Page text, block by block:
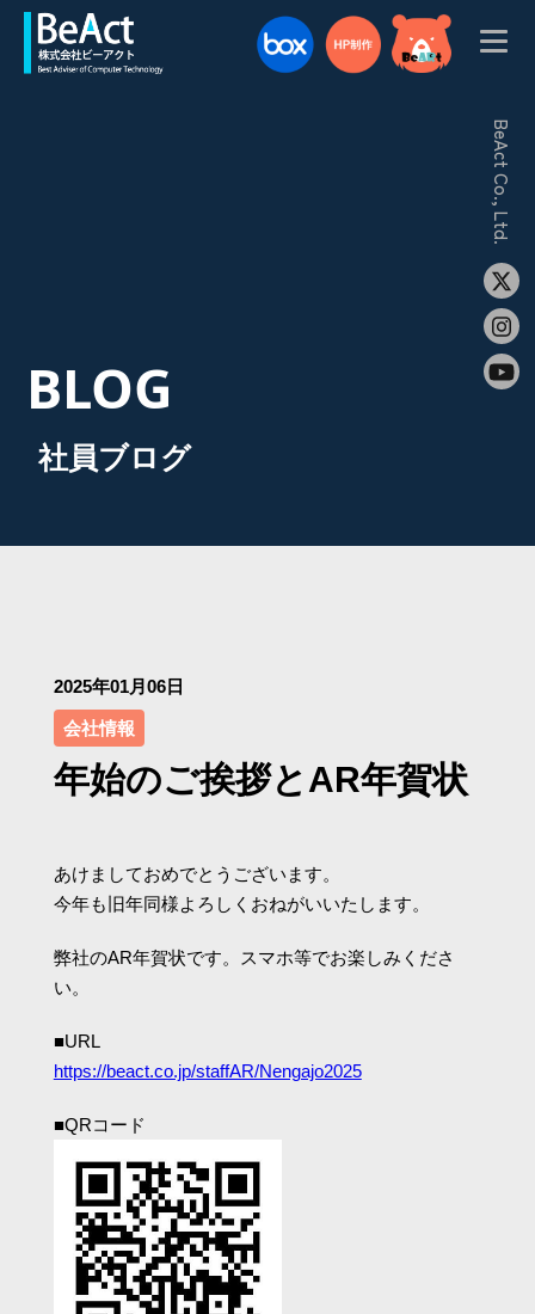
BeAct Co., Ltd.
BLOG
社員ブログ
2025年01月06日
会社情報
年始のご挨拶とAR年賀状
あけましておめでとうございます。
今年も旧年同様よろしくおねがいいたします。
弊社のAR年賀状です。スマホ等でお楽しみくださ
い。
■URL
https://beact.co.jp/staffAR/Nengajo2025
■QRコード